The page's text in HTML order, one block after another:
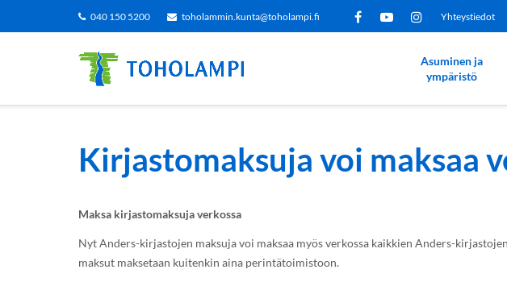
040 150 5200 toholammin.kunta@toholampi.fi Yhteystiedot
Asuminen ja
ympäristö
Kirjastomaksuja voi maksaa
Maksa kirjastomaksuja verkossa
Nyt Anders-kirjastojen maksuja voi maksaa myös verkossa kaikkien Anders-
maksut maksetaan kuitenkin aina perintätoimistoon.